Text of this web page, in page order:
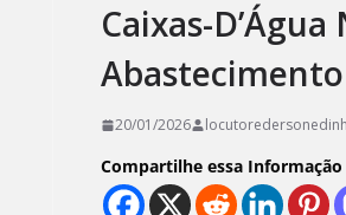
Caixas-
Abastecimento
20/01/2026
Compartilhe essa Informação